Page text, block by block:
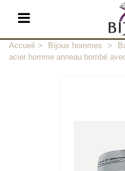
Accueil > Bijoux hommes >
acier homme anneau bombé